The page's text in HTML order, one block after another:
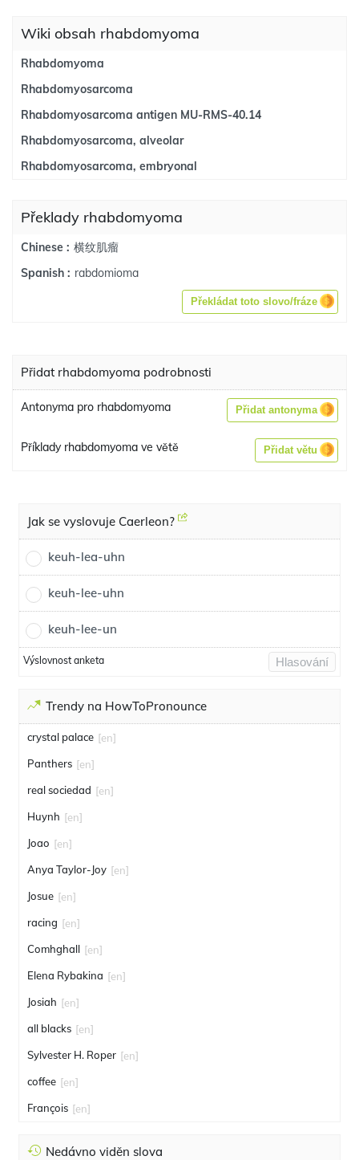
Wiki obsah rhabdomyoma
Rhabdomyoma
Rhabdomyosarcoma
Rhabdomyosarcoma antigen MU-RMS-40.14
Rhabdomyosarcoma, alveolar
Rhabdomyosarcoma, embryonal
Překlady rhabdomyoma
Chinese : 横纹肌瘤
Spanish : rabdomioma
Překládat toto slovo/fráze
Přidat rhabdomyoma podrobnosti
Antonyma pro rhabdomyoma Přidat antonyma
Příklady rhabdomyoma ve větě Přidat větu
Jak se vyslovuje Caerleon?
keuh-lea-uhn
keuh-lee-uhn
keuh-lee-un
Výslovnost anketa Hlasování
Trendy na HowToPronounce
crystal palace [en]
Panthers [en]
real sociedad [en]
Huynh [en]
Joao [en]
Anya Taylor-Joy [en]
Josue [en]
racing [en]
Comhghall [en]
Elena Rybakina [en]
Josiah [en]
all blacks [en]
Sylvester H. Roper [en]
coffee [en]
François [en]
Nedávno viděn slova